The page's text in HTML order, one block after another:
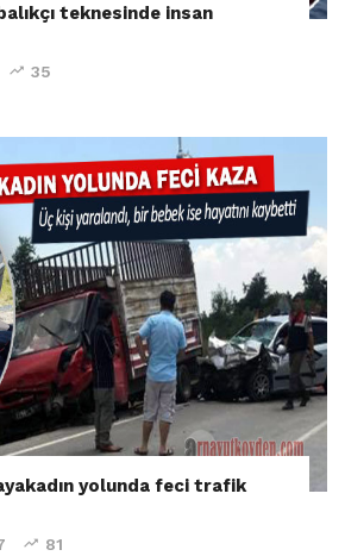
teknesinde insan
35
yolunda feci trafik
81